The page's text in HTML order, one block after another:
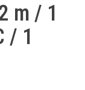
m / 1
/ 1